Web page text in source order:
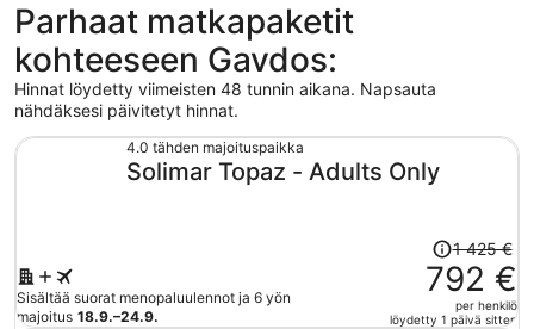
Parhaat matkapaketit
kohteeseen Gavdos:
Hinnat löydetty viimeisten 48 tunnin aikana. Napsauta
nähdäksesi päivitetyt hinnat.
4.0 tähden majoituspaikka
Solimar Topaz - Adults Only
Sisältää suorat menopaluulennot ja 6 yön
majoitus 18.9.–24.9.
Hinta
oli
1 425 €,
hinta
1 425 €
792 €
per henkilö
löydetty 1 päivä sitten